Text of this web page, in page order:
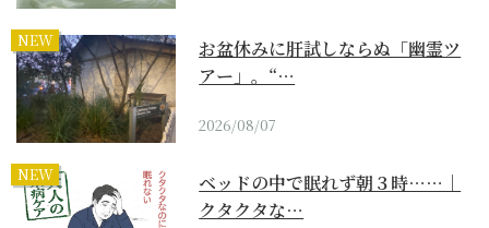
NEW
お盆休みに肝試しならぬ「幽霊ツ
アー」。“…
2026/08/07
NEW
ベッドの中で眠れず朝３時……｜
クタクタな…